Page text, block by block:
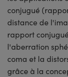
conjugué
distance de
rapport
l'aberration
coma et la
grâce à la